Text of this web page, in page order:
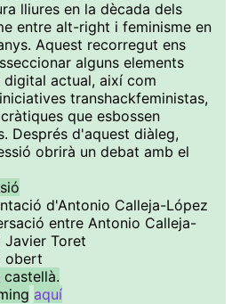
lliures en la dècada dels
entre alt-right i feminisme en
Aquest recorregut ens
alguns elements
actual, així com
transhackfeministas,
que esbossen
Després d'aquest diàleg,
obrirà un debat amb el
d'Antonio Calleja-López
entre Antonio Calleja-
Javier Toret
obert
castellà.
aquí